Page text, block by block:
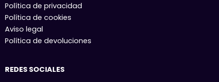
Política de privacidad
Política de cookies
Aviso legal
Política de devoluciones
REDES SOCIALES